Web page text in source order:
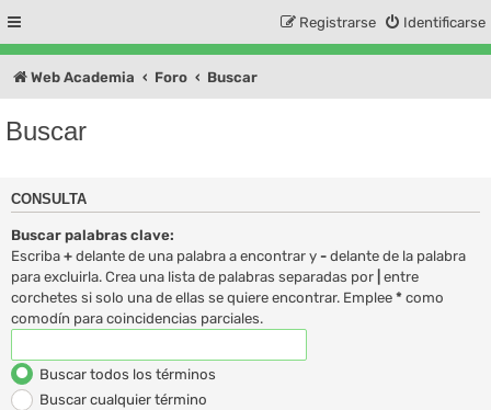
Identificarse
Registrarse
Web Academia Foro Buscar
Buscar
CONSULTA
Buscar palabras clave:
Escriba + delante de una palabra a encontrar y - delante de la palabra
para excluirla. Crea una lista de palabras separadas por entre
corchetes si solo una de ellas se quiere encontrar. Emplee * como
comodín para coincidencias parciales.
Buscar todos los términos
Buscar cualquier término